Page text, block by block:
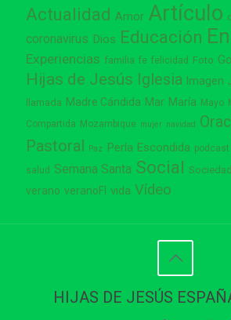
Actualidad Amor Artículo
coronavirus Dios Educación
Experiencias familia fe felicidad Foto
Hijas de Jesús Iglesia Imagen
llamada Madre Cándida Mar María Mayo
Compartida Mozambique mujer navidad
Pastoral Paz Perla Escondida podcast
salud Semana Santa Social Sociedad
verano veranoFI vida Vídeo
HIJAS DE JESÚS